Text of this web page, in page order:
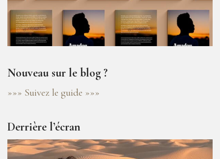
Nouveau sur le blog ?
»»» Suivez le guide »»»
Derrière l’écran